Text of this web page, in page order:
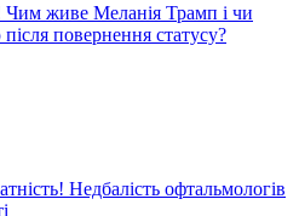
живе Меланія Трамп і чи
повернення статусу?
Недбалість офтальмологів